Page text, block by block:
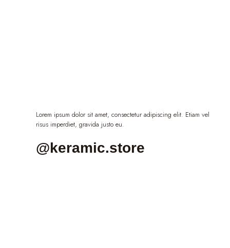
Lorem ipsum dolor sit amet, consectetur adipiscing elit. Etiam vel
risus imperdiet, gravida justo eu.
@keramic.store